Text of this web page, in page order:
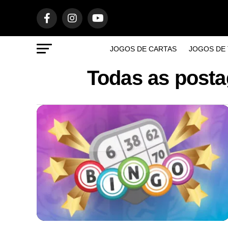
JOGOS DE CARTAS JOGOS DE
Todas as